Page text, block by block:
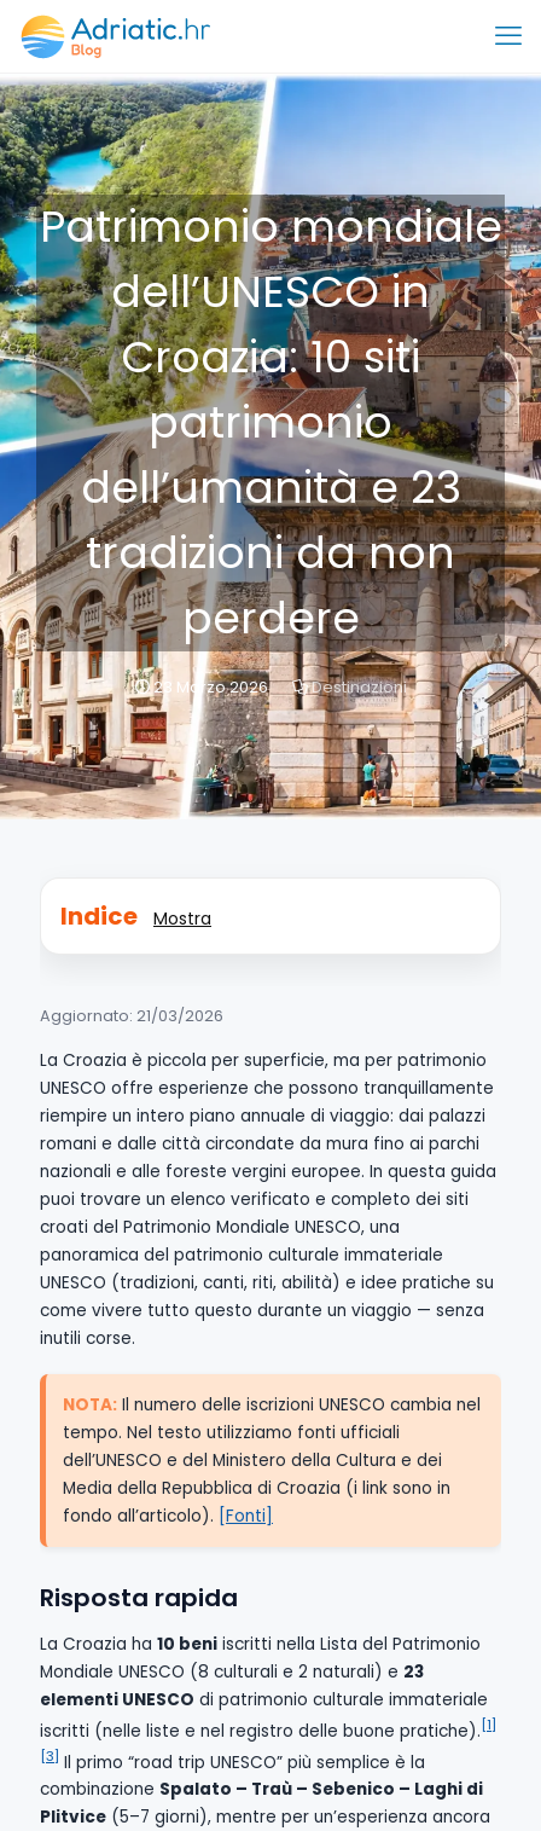
Patrimonio mondiale
dell’UNESCO in
Croazia: 10 siti
patrimonio
dell’umanità e 23
tradizioni da non
perdere
23 Marzo 2026 Destinazioni
Indice Mostra
Aggiornato: 21/03/2026
La Croazia è piccola per superficie, ma per patrimonio
UNESCO offre esperienze che possono tranquillamente
riempire un intero piano annuale di viaggio: dai palazzi
romani e dalle città circondate da mura fino ai parchi
nazionali e alle foreste vergini europee. In questa guida
puoi trovare un elenco verificato e completo dei siti
croati del Patrimonio Mondiale UNESCO, una
panoramica del patrimonio culturale immateriale
UNESCO (tradizioni, canti, riti, abilità) e idee pratiche su
come vivere tutto questo durante un viaggio — senza
inutili corse.
NOTA: Il numero delle iscrizioni UNESCO cambia nel
tempo. Nel testo utilizziamo fonti ufficiali
dell’UNESCO e del Ministero della Cultura e dei
Media della Repubblica di Croazia (i link sono in
fondo all’articolo). [Fonti]
Risposta rapida
La Croazia ha 10 beni iscritti nella Lista del Patrimonio
Mondiale UNESCO (8 culturali e 2 naturali) e 23
elementi UNESCO di patrimonio culturale immateriale
iscritti (nelle liste e nel registro delle buone pratiche). [1]
[3] Il primo “road trip UNESCO” più semplice è la
combinazione Spalato – Traù – Sebenico – Laghi di
Plitvice (5–7 giorni), mentre per un’esperienza ancora